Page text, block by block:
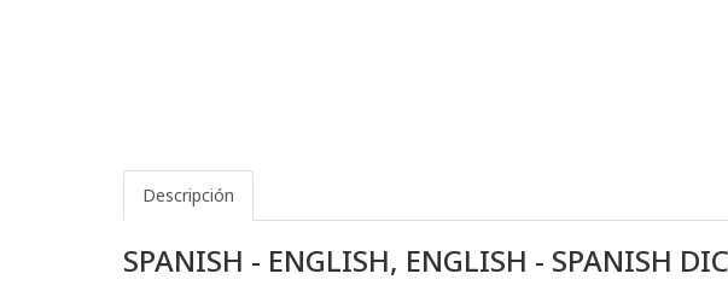
Descripción
SPANISH - ENGLISH, ENGLISH - SPANISH